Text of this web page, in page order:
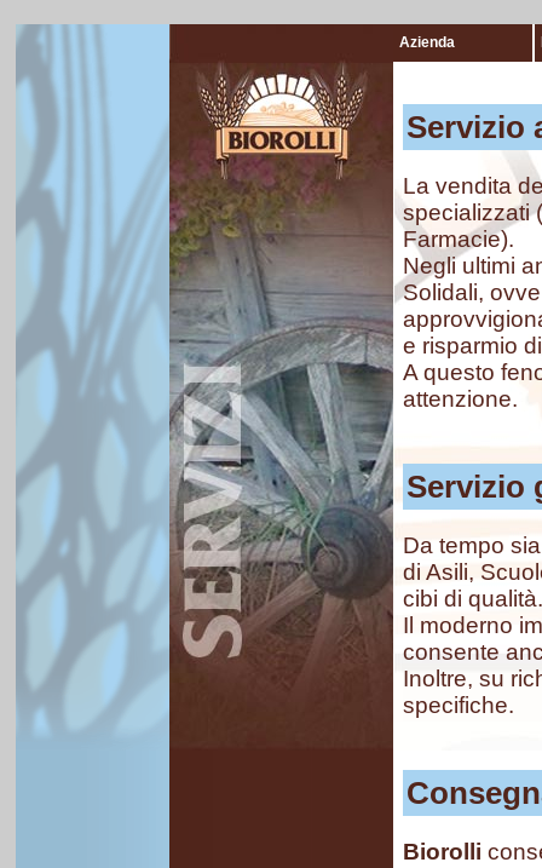
Azienda
Servizio
La vendita
specializzati
Farmacie).
Negli ultimi
Solidali,
e risparmio
A questo
attenzione.
Servizio
Da tempo
di Asili,
cibi di qualità.
Il moderno
consente
Inoltre, su
specifiche.
Biorolli